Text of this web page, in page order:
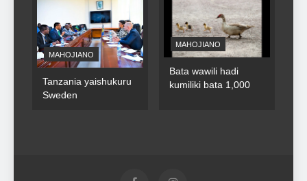
MAHOJIANO
Tanzania yaishukuru
Sweden
MAHOJIANO
Bata wawili hadi
kumiliki bata 1,000